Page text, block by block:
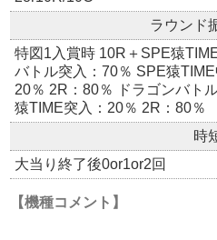
ラウンド
特図1入賞時 10R＋SPE猿
バトル突入：70％ SPE猿
20％ 2R：80％ ドラゴンバト
猿TIME突入：20％ 2R：80％
時
大当り終了後0or1or2回
【機種コメント】